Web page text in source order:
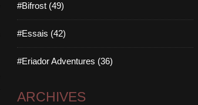
#Bifrost (49)
#Essais (42)
#Eriador Adventures (36)
ARCHIVES